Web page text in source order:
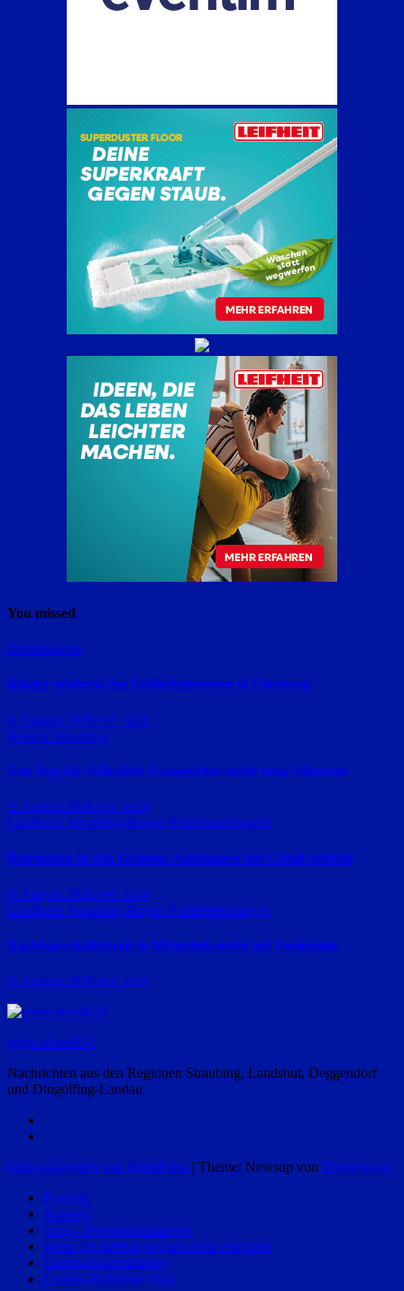
You missed
Niederbayern
Kinder erobern das Freilichtmuseum in Finsterau
9. August 2026 red_ra24
Region Straubing
Von Pop bis Volkslied: Frauenchor sucht neue Stimmen
9. August 2026 red_ra24
Landkreis Straubing-Bogen Polizeimeldungen
Betrunken in den Graben: Autofahrer bei Unfall verletzt
9. August 2026 red_ra24
Landkreis Straubing-Bogen Polizeimeldungen
Nachbarschaftsstreit in Mitterfels endet mit Verletzten
9. August 2026 red_ra24
regio-aktuell24
Nachrichten aus den Regionen Straubing, Landshut, Deggendorf
und Dingolfing-Landau
Stolz präsentiert von WordPress | Theme: Newsup von Themeansar
Kontakt
Autoren
(pm) – Pressemitteilungen
Wenn Ihr Beitrag bei uns nicht erscheint
Datenschutzerklärung
Cookie-Richtlinie (EU)